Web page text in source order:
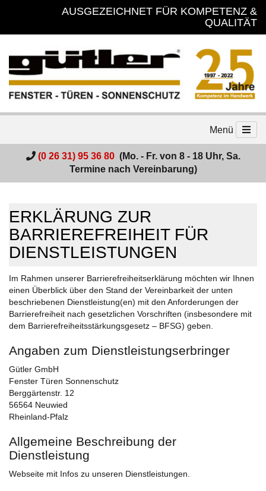
AUSGEZEICHNET FÜR KOMPETENZ &
QUALITÄT
Menü
(0 26 31) 95 36 80(Mo. - Fr. von 8 - 18 Uhr, Sa.
Termine nach Vereinbarung)
ERKLÄRUNG ZUR
BARRIEREFREIHEIT FÜR
DIENSTLEISTUNGEN
Im Rahmen unserer Barrierefreiheitserklärung möchten wir Ihnen
einen Überblick über den Stand der Vereinbarkeit der unten
beschriebenen Dienstleistung(en) mit den Anforderungen der
Barrierefreiheit nach gesetzlichen Vorschriften (insbesondere mit
dem Barrierefreiheitsstärkungsgesetz – BFSG) geben.
Angaben zum Dienstleistungserbringer
Gütler GmbH
Fenster Türen Sonnenschutz
Berggärtenstr. 12
56564 Neuwied
Rheinland-Pfalz
Allgemeine Beschreibung der
Dienstleistung
Webseite mit Infos zu unseren Dienstleistungen.